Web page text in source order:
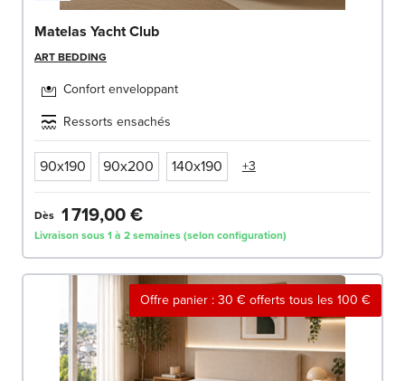
Matelas Yacht Club
ART BEDDING
Confort enveloppant
Ressorts ensachés
90x190 90x200 140x190 +3
Dès 1 719,00 €
Livraison sous 1 à 2 semaines (selon configuration)
Offre panier : 30 € offerts tous les 100 €